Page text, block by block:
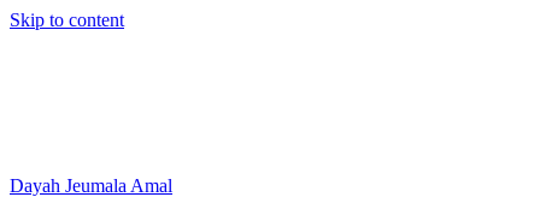
Skip to content
Dayah Jeumala Amal